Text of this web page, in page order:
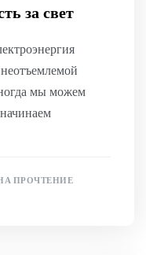
за свет
мы можем
ПРОЧТЕНИЕ